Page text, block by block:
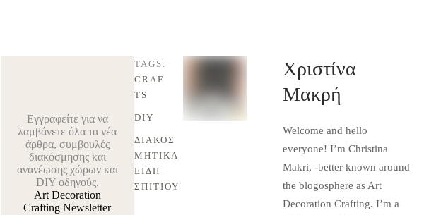
Εγγραφείτε για να
λαμβάνετε όλα τα νέα
άρθρα, συμβουλές
διακόσμησης και
ανανέωσης χώρων και
DIY οδηγούς.
Art Decoration
Crafting Newsletter
TAGS:
CRAF
TS
DIY
ΔΙΑΚΟΣ
ΜΗΤΙΚΆ
ΕΊΔΗ
ΣΠΙΤΙΟΎ
Χριστίνα
Μακρή
Welcome and hello
everyone! I’m Christina
Makri, -better known around
the blogosphere as Art
Decoration Crafting. I’m a